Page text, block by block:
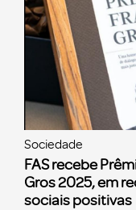
Sociedade
FAS recebe
Gros 2025, em
sociais positivas